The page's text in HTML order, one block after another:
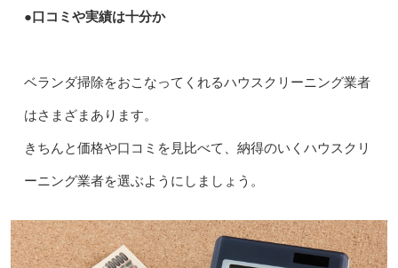
●口コミや実績は十分か
ベランダ掃除をおこなってくれるハウスクリーニング業者
はさまざまあります。
きちんと価格や口コミを見比べて、納得のいくハウスクリ
ーニング業者を選ぶようにしましょう。